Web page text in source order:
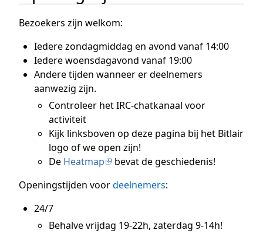
Bezoekers zijn welkom:
Iedere zondagmiddag en avond vanaf 14:00
Iedere woensdagavond vanaf 19:00
Andere tijden wanneer er deelnemers
aanwezig zijn.
Controleer het IRC-chatkanaal voor
activiteit
Kijk linksboven op deze pagina bij het Bitlair
logo of we open zijn!
De Heatmap
bevat de geschiedenis!
Openingstijden voordeelnemers:
24/7
Behalve vrijdag 19-22h, zaterdag 9-14h!